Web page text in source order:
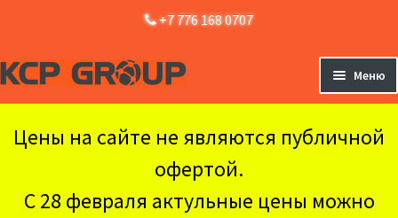
+7 776 168 0707
Перейти
навигации
Перейти
содержимому
Меню
Оборудование
Доставка и Оплата
Контакты
Цены на сайте не являются публичной
офертой.
С 28 февраля актульные цены можно